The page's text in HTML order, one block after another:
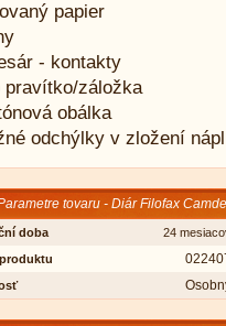
papier
- kontakty
pravítko/záložka
obálka
odchýlky v zložení
tovaru - Diár Filofax
doba
24